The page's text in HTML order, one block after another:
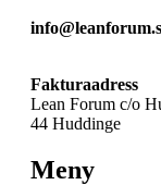
Fakturaadress
Lean Forum c/o
44 Huddinge
Meny